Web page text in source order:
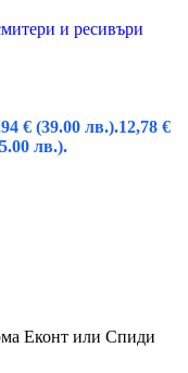
и ресивъри
€ (39.00 лв.).12,78 €
лв.).
Еконт или Спиди